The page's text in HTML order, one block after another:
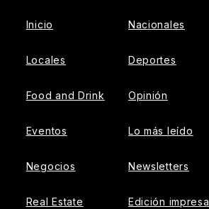
Inicio
Locales
Food and Drink
Eventos
Negocios
Real Estate
Nacionales
Deportes
Opinión
Lo más leído
Newsletters
Edición impresa